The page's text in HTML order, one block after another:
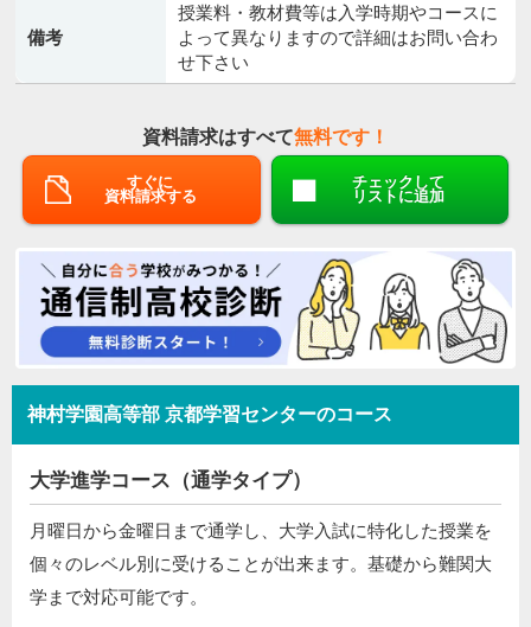
備考
授業料・教材費等は入学時期やコースに
よって異なりますので詳細はお問い合わ
せ下さい
資料請求はすべて無料です！
すぐに
資料請求する
チェックして
リストに追加
神村学園高等部 京都学習センターのコース
大学進学コース（通学タイプ）
月曜日から金曜日まで通学し、大学入試に特化した授業を
個々のレベル別に受けることが出来ます。基礎から難関大
学まで対応可能です。